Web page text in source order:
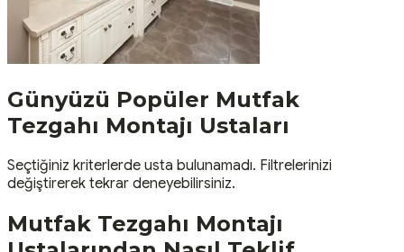
Günyüzü Popüler Mutfak
Tezgahı Montajı Ustaları
Seçtiğiniz kriterlerde usta bulunamadı. Filtrelerinizi
değiştirerek tekrar deneyebilirsiniz.
Mutfak Tezgahı Montajı